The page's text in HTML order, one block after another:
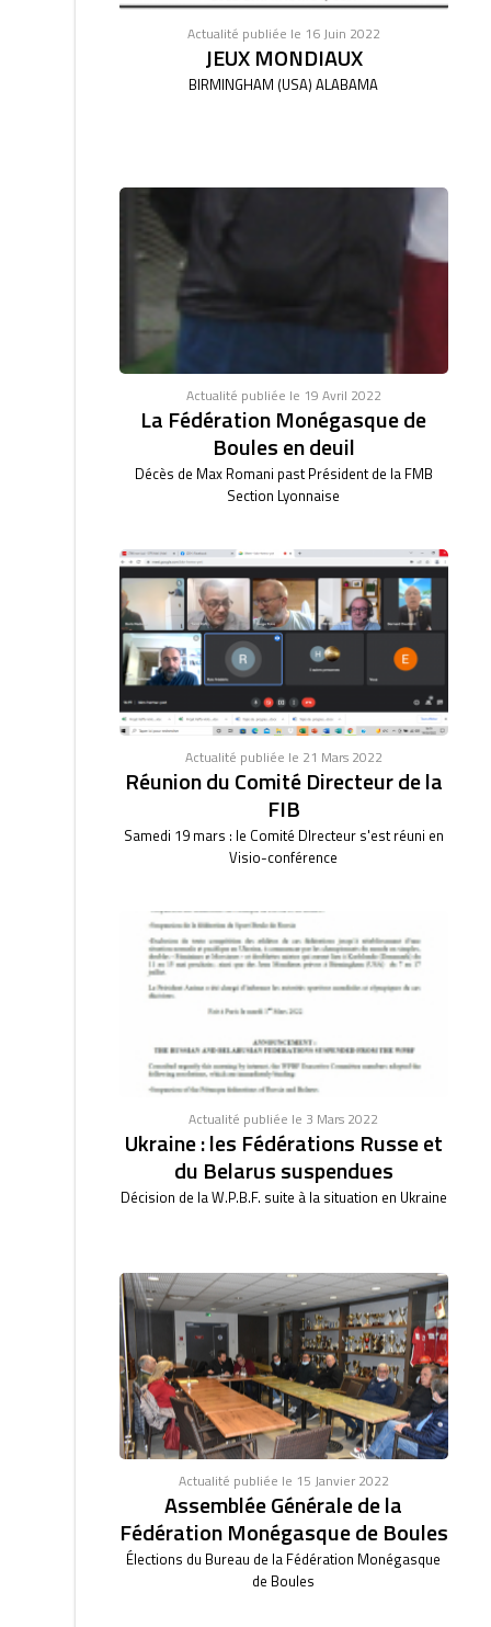
Actualité publiée le 16 Juin 2022
JEUX MONDIAUX
BIRMINGHAM (USA) ALABAMA
Actualité publiée le 19 Avril 2022
La Fédération Monégasque de
Boules en deuil
Décès de Max Romani past Président de la FMB
Section Lyonnaise
Actualité publiée le 21 Mars 2022
Réunion du Comité Directeur de la
FIB
Samedi 19 mars : le Comité DIrecteur s'est réuni en
Visio-conférence
Actualité publiée le 3 Mars 2022
Ukraine : les Fédérations Russe et
du Belarus suspendues
Décision de la W.P.B.F. suite à la situation en Ukraine
Actualité publiée le 15 Janvier 2022
Assemblée Générale de la
Fédération Monégasque de Boules
Élections du Bureau de la Fédération Monégasque
de Boules